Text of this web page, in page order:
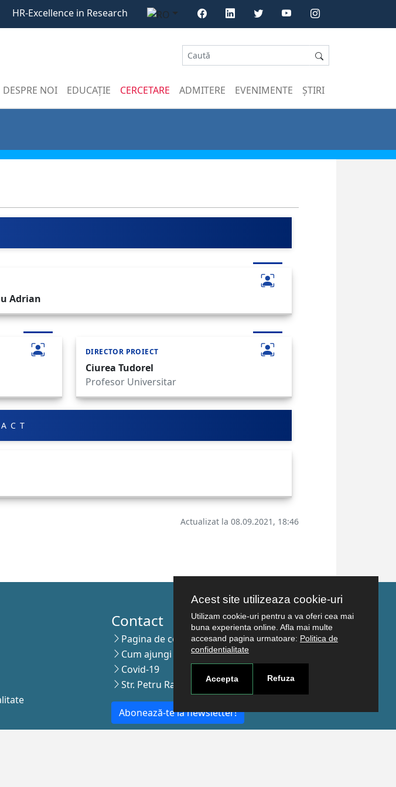
Acest site utilizeaza cookie-uri
Utilizam cookie-uri pentru a va oferi cea mai
buna experienta online. Afla mai multe
accesand pagina urmatoare: Politica de
confidentialitate
Accepta Refuza
HR-Excellence in Research
DESPRE NOI EDUCAȚIE CERCETARE ADMITERE EVENIMENTE ȘTIRI
Adrian
DIRECTOR PROIECT
Ciurea Tudorel
Profesor Universitar
Actualizat la 08.09.2021, 18:46
Contact
Pagina de contact
Cum ajungi aici
Covid-19
Str. Petru Rareş nr.2, Craiova, 200349
Abonează-te la newsletter!